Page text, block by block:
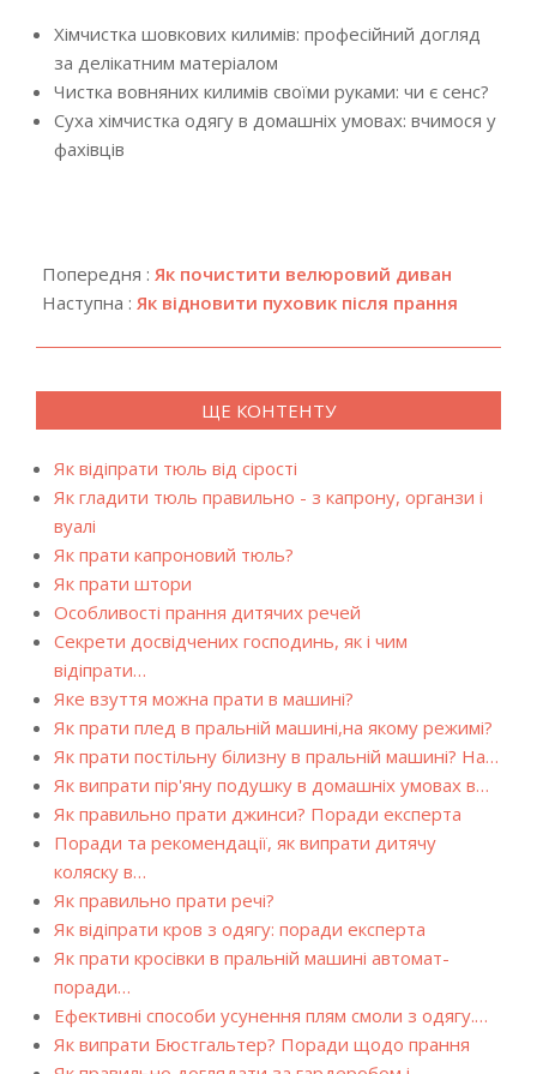
Хімчистка шовкових килимів: професійний догляд
за делікатним матеріалом
Чистка вовняних килимів своїми руками: чи є сенс?
Суха хімчистка одягу в домашніх умовах: вчимося у
фахівців
08-
28
Попередня : Як почистити велюровий диван
Наступна : Як відновити пуховик після прання
ЩЕ КОНТЕНТУ
Як відіпрати тюль від сірості
Як гладити тюль правильно - з капрону, органзи і
вуалі
Як прати капроновий тюль?
Як прати штори
Особливості прання дитячих речей
Секрети досвідчених господинь, як і чим
відіпрати…
Яке взуття можна прати в машині?
Як прати плед в пральній машині,на якому режимі?
Як прати постільну білизну в пральній машині? На…
Як випрати пір'яну подушку в домашніх умовах в…
Як правильно прати джинси? Поради експерта
Поради та рекомендації, як випрати дитячу
коляску в…
Як правильно прати речі?
Як відіпрати кров з одягу: поради експерта
Як прати кросівки в пральній машині автомат-
поради…
Ефективні способи усунення плям смоли з одягу.…
Як випрати Бюстгальтер? Поради щодо прання